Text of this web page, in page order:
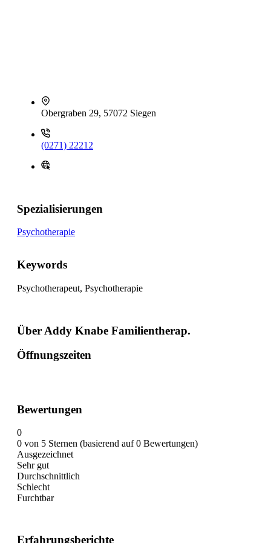
Obergraben 29, 57072 Siegen
(0271) 22212
Spezialisierungen
Psychotherapie
Keywords
Psychotherapeut, Psychotherapie
Über Addy Knabe Familientherap.
Öffnungszeiten
Bewertungen
0
0 von 5 Sternen (basierend auf 0 Bewertungen)
Ausgezeichnet
Sehr gut
Durchschnittlich
Schlecht
Furchtbar
Erfahrungsberichte